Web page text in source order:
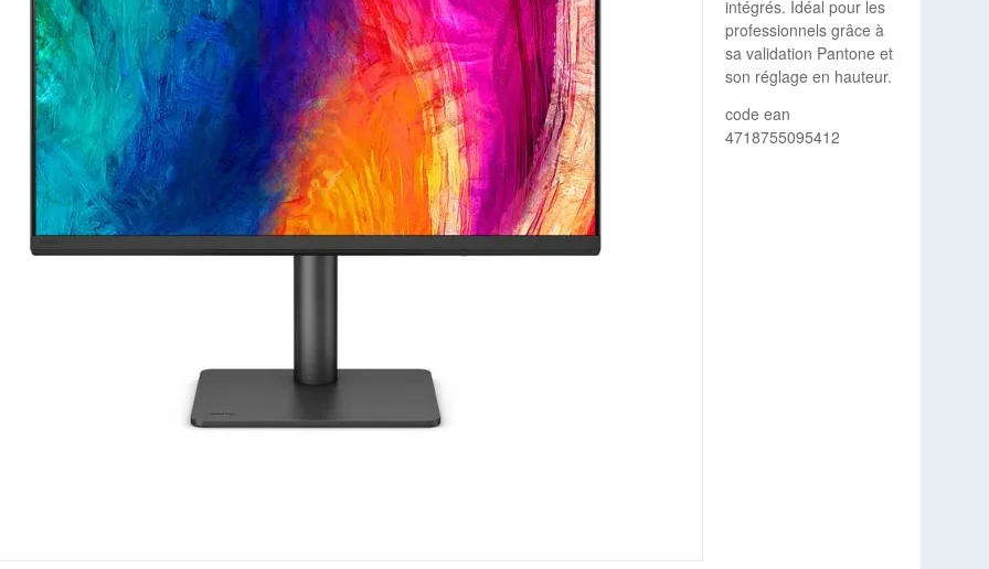
intégrés. Idéal pour les
professionnels grâce à
sa validation Pantone et
son réglage en hauteur.
code ean
4718755095412